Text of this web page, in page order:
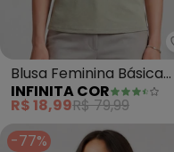
Blusa Feminina Básica
(Verde)
INFINITA COR
R$ 18,99R$ 79,99
-77%